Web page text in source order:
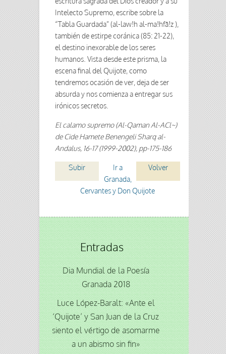
Intelecto Supremo, escribe sobre la
“Tabla Guardada” (al-law!h al-ma!hfã!z ),
también de estirpe coránica (85: 21-22),
el destino inexorable de los seres
humanos. Vista desde este prisma, la
escena final del Quijote, como
tendremos ocasión de ver, deja de ser
absurda y nos comienza a entregar sus
irónicos secretos.
El calamo supremo (Al-Qaman Al-ACl~)
de Cide Hamete Benengeli Sharq al-
Andalus, 16-17 (1999-2002), pp-175-186
Subir Volver
Ir a
Granada,
Cervantes y Don Quijote
Entradas
Dia Mundial de la Poesía
Granada 2018
Luce López-Baralt: «Ante el
‘Quijote’ y San Juan de la Cruz
siento el vértigo de asomarme
a un abismo sin fin»